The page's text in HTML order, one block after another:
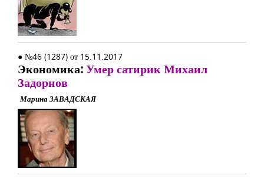
● №46 (1287) от 15.11.2017
Экономика:Умер сатирик Михаил
Задорнов
Марина ЗАВАДСКАЯ